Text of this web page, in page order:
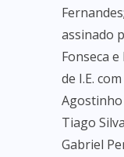
assinado
Fonseca
de I.E.
Agostinho
Tiago
Gabriel